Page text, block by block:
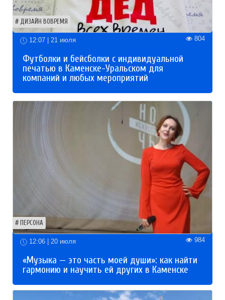
ДИЗАЙН ВОВРЕМЯ
12:07 | 21 июля 804
Футболки и бейсболки с индивидуальной
печатью в Каменске-Уральском для
компаний и любых мероприятий
ПЕРСОНА
12:06 | 20 июля 984
«Музыка — это часть моей души»: как найти
гармонию и научить ей других в Каменске